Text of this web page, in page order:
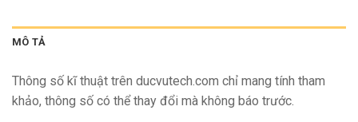
MÔ TẢ
Thông số kĩ thuật trên ducvutech.com chỉ mang tính tham
khảo, thông số có thể thay đổi mà không báo trước.